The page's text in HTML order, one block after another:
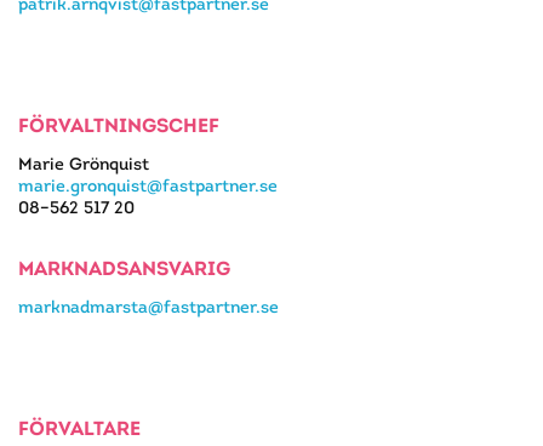
FÖRVALTNINGSCHEF
Marie Grönquist
marie.gronquist@fastpartner.se
08–562 517 20
MARKNADSANSVARIG
marknadmarsta@fastpartner.se
FÖRVALTARE